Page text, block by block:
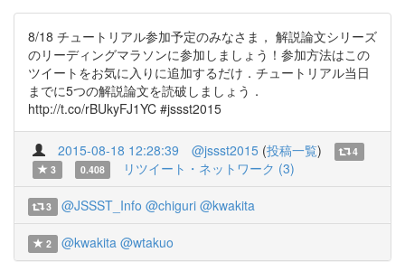
8/18 チュートリアル参加予定のみなさま， 解説論文シリーズ
のリーディングマラソンに参加しましょう！参加方法はこの
ツイートをお気に入りに追加するだけ．チュートリアル当日
までに5つの解説論文を読破しましょう．
http://t.co/rBUkyFJ1YC #jssst2015
2015-08-18 12:28:39 @jssst2015 (投稿一覧)
4
3
0.408 リツイート・ネットワーク (3)
3 @JSSST_Info @chiguri @kwakita
2 @kwakita @wtakuo